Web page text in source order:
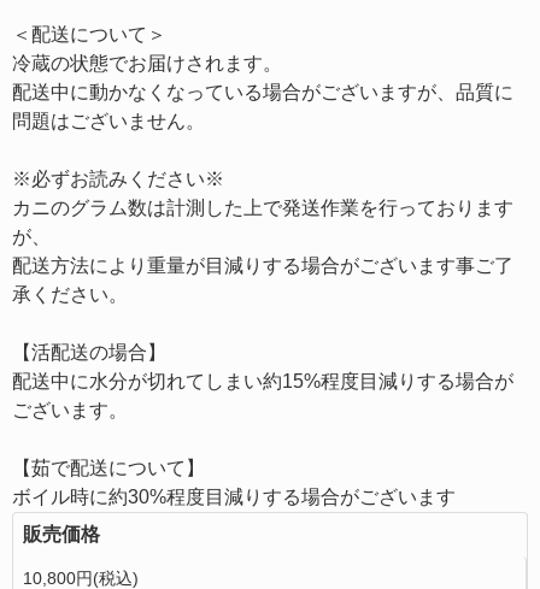
＜配送について＞
冷蔵の状態でお届けされます。
配送中に動かなくなっている場合がございますが、品質に
問題はございません。
※必ずお読みください※
カニのグラム数は計測した上で発送作業を行っております
が、
配送方法により重量が目減りする場合がございます事ご了
承ください。
【活配送の場合】
配送中に水分が切れてしまい約15%程度目減りする場合が
ございます。
【茹で配送について】
ボイル時に約30%程度目減りする場合がございます
販売価格
10,800円(税込)